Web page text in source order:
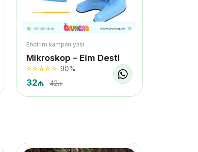
Endirim kampaniyası
Mikroskop – Elm Desti
90%
32₼ 42₼